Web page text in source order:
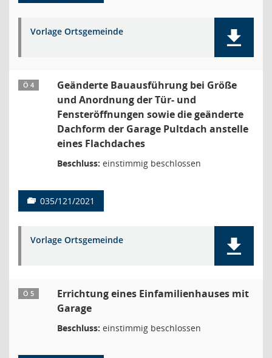
Vorlage Ortsgemeinde
Ö 4
Geänderte Bauausführung bei Größe
und Anordnung der Tür- und
Fensteröffnungen sowie die geänderte
Dachform der Garage Pultdach anstelle
eines Flachdaches
Beschluss: einstimmig beschlossen
035/121/2021
Vorlage Ortsgemeinde
Ö 5
Errichtung eines Einfamilienhauses mit
Garage
Beschluss: einstimmig beschlossen